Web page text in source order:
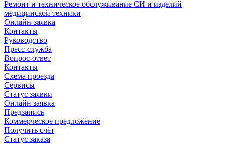
Ремонт и техническое обслуживание СИ и изделий
медицинской техники
Онлайн-заявка
Контакты
Руководство
Пресс-служба
Вопрос-ответ
Контакты
Схема проезда
Сервисы
Статус заявки
Онлайн заявка
Предзапись
Коммерческое предложение
Получить счёт
Статус заказа